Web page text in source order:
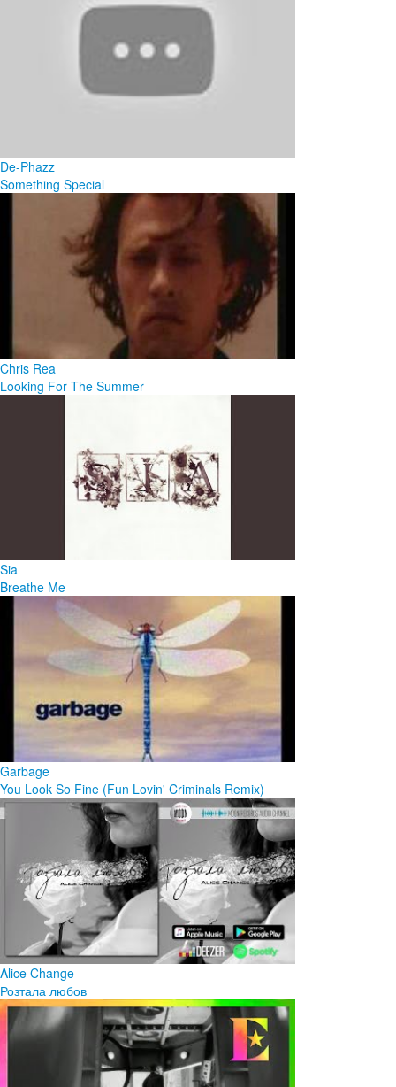
De-Phazz
Something Special
Chris Rea
Looking For The Summer
Sia
Breathe Me
Garbage
You Look So Fine (Fun Lovin' Criminals Remix)
Alice Change
Розтала любов